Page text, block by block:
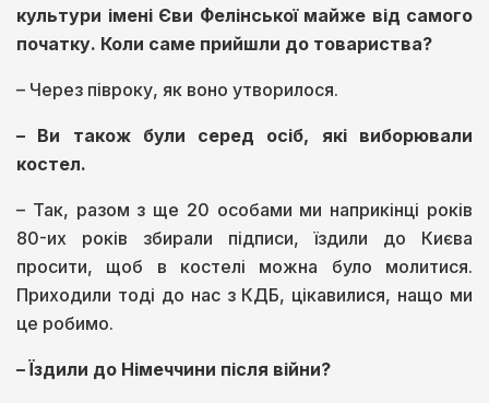
культури імені Єви Фелінської майже від самого
початку. Коли саме прийшли до товариства?
– Через півроку, як воно утворилося.
– Ви також були серед осіб, які виборювали
костел.
– Так, разом з ще 20 особами ми наприкінці років
80-их років збирали підписи, їздили до Києва
просити, щоб в костелі можна було молитися.
Приходили тоді до нас з КДБ, цікавилися, нащо ми
це робимо.
– Їздили до Німеччини після війни?